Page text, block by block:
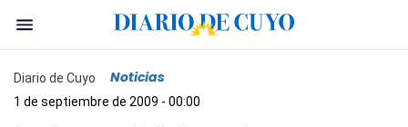
Diario de Cuyo Noticias
1 de septiembre de 2009 - 00:00